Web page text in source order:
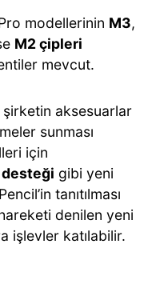
modellerinin M3,
M2 çipleri
mevcut.
aksesuarlar
sunması
için
gibi yeni
tanıtılması
denilen yeni
işlevler katılabilir.